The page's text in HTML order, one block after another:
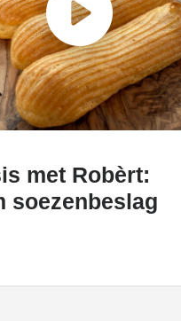
met Robèrt:
soezenbeslag